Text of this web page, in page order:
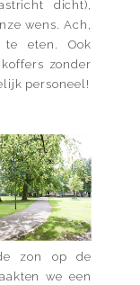
dicht),
wens. Ach,
eten. Ook
zonder
personeel!
zon op de
we een